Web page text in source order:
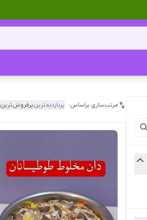
مرتب‌سازی براساس: پربازدیدترینپرفروش‌ترین